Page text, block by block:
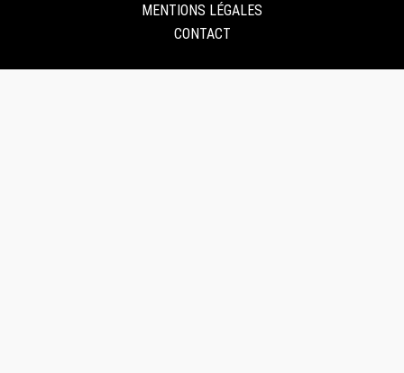
MENTIONS LÉGALES
CONTACT